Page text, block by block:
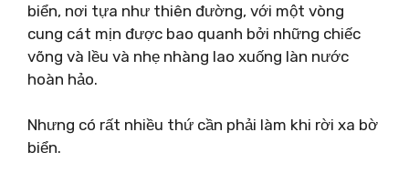
biển, nơi tựa như thiên đường, với một vòng
cung cát mịn được bao quanh bởi những chiếc
võng và lều và nhẹ nhàng lao xuống làn nước
hoàn hảo.
Nhưng có rất nhiều thứ cần phải làm khi rời xa bờ
biển.